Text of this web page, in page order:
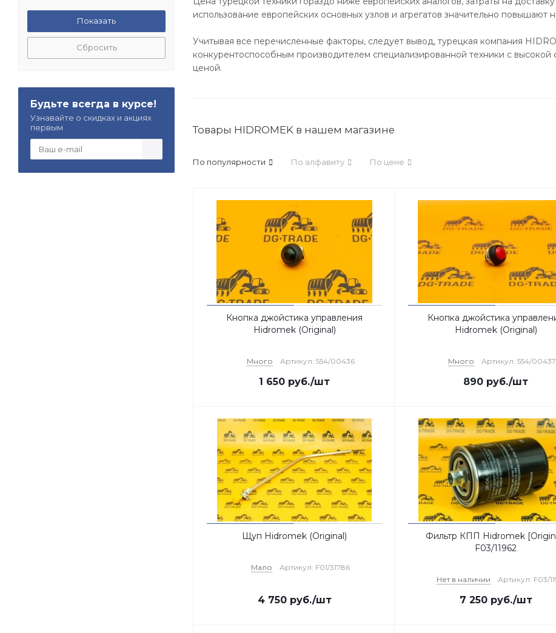
использование европейских основных узлов и агрегатов значительно повышают
Учитывая все перечисленные факторы, следует вывод, турецкая компания
конкурентоспособным производителем специализированной техники с
ценой.
Товары HIDROMEK в нашем магазине
По популярности По алфавиту По цене
Кнопка джойстика управления
Hidromek (Original)
Много Артикул: 554/00436
1 650 руб./шт
Кнопка джойстика
Hidromek (Original)
Много Артикул: 554/00437
890 руб./шт
Щуп Hidromek (Original)
Мало Артикул: F01/31786
4 750руб./шт
Фильтр КПП Hidromek
F03/11962
Нет в наличии Артикул: F03/
7 250руб./шт
Сбросить
Будьте всегда в курсе!
Узнавайте о скидках и акциях
первым